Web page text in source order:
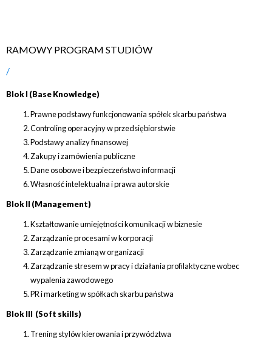
RAMOWY PROGRAM STUDIÓW
Blok I (Base Knowledge)
Prawne podstawy funkcjonowania spółek skarbu państwa
Controling operacyjny w przedsiębiorstwie
Podstawy analizy finansowej
Zakupy i zamówienia publiczne
Dane osobowe i bezpieczeństwo informacji
Własność intelektualna i prawa autorskie
Blok II (Management)
Kształtowanie umiejętności komunikacji w biznesie
Zarządzanie procesami w korporacji
Zarządzanie zmianą w organizacji
Zarządzanie stresem w pracy i działania profilaktyczne wobec
wypalenia zawodowego
PR i marketing w spółkach skarbu państwa
Blok III (Soft skills)
Trening stylów kierowania i przywództwa